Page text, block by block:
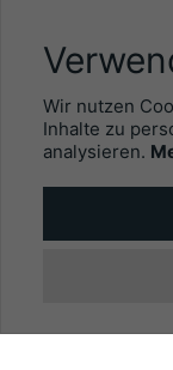
Newsletter
Kontakt
Wir nutzen
Inhalte zu
analysieren.